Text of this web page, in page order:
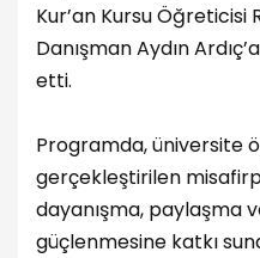
Kur’an Kursu Öğreticisi
Danışman Aydın
etti.
Programda, üniversite
gerçekleştirilen
dayanışma, paylaşma
güçlenmesine katkı